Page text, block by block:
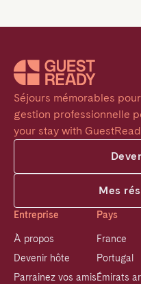
Séjours mémorables
gestion professionnelle
your stay with
Mes
Entreprise
À propos
Devenir hôte
Parrainez vos amis
Pays
France
Portugal
Émirats